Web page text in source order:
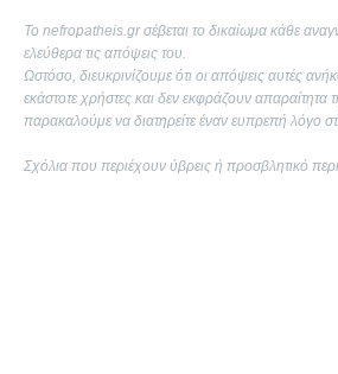
Το nefropatheis.gr σέβεται το δικαίωμα κάθε
ελεύθερα τις απόψεις του.
Ωστόσο, διευκρινίζουμε ότι οι απόψεις αυτές
εκάστοτε χρήστες και δεν εκφράζουν απαραίτητα
παρακαλούμε να διατηρείτε έναν ευπρεπή λόγο
Σχόλια που περιέχουν ύβρεις ή προσβλητικό